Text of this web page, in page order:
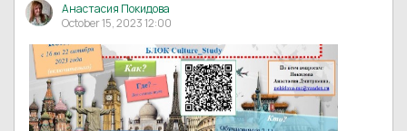
Анастасия Покидова
October 15, 2023 12:00